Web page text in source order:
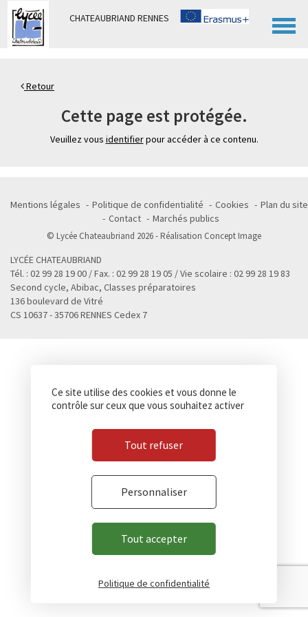
CHATEAUBRIAND RENNES
Retour
Cette page est protégée.
Veuillez vous identifierpour accéder à ce contenu.
Mentions légales Politique de confidentialité Cookies
Plan du site
Contact
Marchés publics
© Lycée Chateaubriand 2026 - Réalisation Concept Image
LYCÉE CHATEAUBRIAND
Tél. : 02 99 28 19 00 / Fax. : 02 99 28 19 05 / Vie scolaire : 02 99 28 19 83
Second cycle, Abibac, Classes préparatoires
136 boulevard de Vitré
CS 10637 - 35706 RENNES Cedex 7
Panneau de gestion des cookies
Ce site utilise des cookies et vous donne le
contrôle sur ceux que vous souhaitez activer
Tout accepter
Tout refuser
Personnaliser
Politique de confidentialité